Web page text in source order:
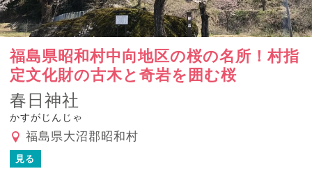
福島県昭和村中向地区の桜の名所！村指
定文化財の古木と奇岩を囲む桜
春日神社
かすがじんじゃ
福島県大沼郡昭和村
見る